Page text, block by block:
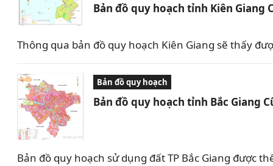
Bản đồ quy hoạch tỉnh Kiên Giang
Thông qua bản đồ quy hoạch Kiên Giang sẽ thấy
Bản đồ quy hoạch
Bản đồ quy hoạch tỉnh Bắc Giang
Bản đồ quy hoạch sử dụng đất TP Bắc Giang được